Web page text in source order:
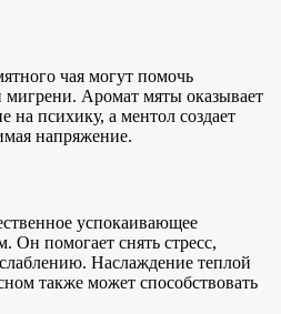
чая могут помочь
мигрени. Аромат мяты оказывает
на психику, а ментол создает
напряжение.
успокаивающее
Он помогает снять стресс,
Наслаждение теплой
также может способствовать